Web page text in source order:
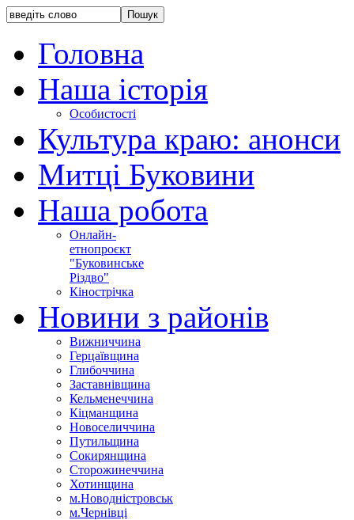
Головна
Наша історія
Особистості
Культура краю: анонси
Митці Буковини
Наша робота
Онлайн-
етнопроєкт
"Буковинське
Різдво"
Кінострічка
Новини з районів
Вижниччина
Герцаївщина
Глибоччина
Заставнівщина
Кельменеччина
Кіцманщина
Новоселиччина
Путильщина
Сокирянщина
Сторожинеччина
Хотинщина
м.Новодністровськ
м.Чернівці